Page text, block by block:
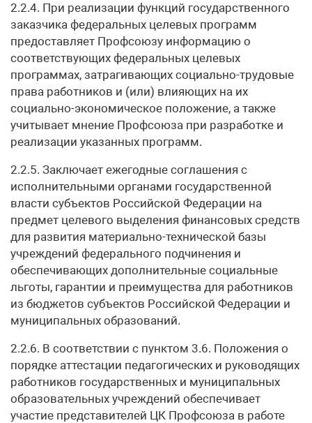
2.2.4. При реализации функций государственного
заказчика федеральных целевых программ
предоставляет Профсоюзу информацию о
соответствующих федеральных целевых
программах, затрагивающих социально-трудовые
права работников и (или) влияющих на их
социально-экономическое положение, а также
учитывает мнение Профсоюза при разработке и
реализации указанных программ.
2.2.5. Заключает ежегодные соглашения с
исполнительными органами государственной
власти субъектов Российской Федерации на
предмет целевого выделения финансовых средств
для развития материально-технической базы
учреждений федерального подчинения и
обеспечивающих дополнительные социальные
льготы, гарантии и преимущества для работников
из бюджетов субъектов Российской Федерации и
муниципальных образований.
2.2.6. В соответствии с пунктом 3.6. Положения о
порядке аттестации педагогических и руководящих
работников государственных и муниципальных
образовательных учреждений обеспечивает
участие представителей ЦК Профсоюза в работе